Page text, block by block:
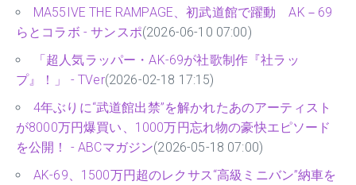
MA55IVE THE RAMPAGE、初武道館で躍動 AK－69
らとコラボ - サンスポ(2026-06-10 07:00)
「超人気ラッパー・AK-69が社歌制作『社ラッ
プ』！」 - TVer(2026-02-18 17:15)
4年ぶりに“武道館出禁”を解かれたあのアーティスト
が8000万円爆買い、1000万円忘れ物の豪快エピソード
を公開！ - ABCマガジン(2026-05-18 07:00)
AK-69、1500万円超のレクサス“高級ミニバン”納車を